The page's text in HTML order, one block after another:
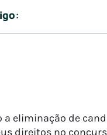
a eliminação de
direitos no